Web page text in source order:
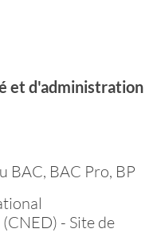
et d'administration
BAC, BAC Pro, BP
- Site de